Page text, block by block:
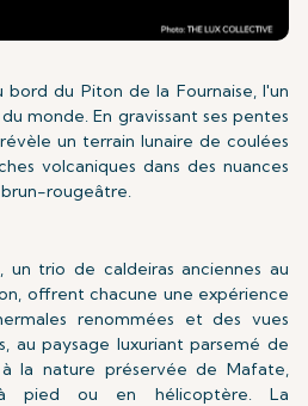
du Piton de la Fournaise, l'un
monde. En gravissant ses pentes
un terrain lunaire de coulées
volcaniques dans des nuances
rougeâtre.
un trio de caldeiras anciennes au
offrent chacune une expérience
renommées et des vues
au paysage luxuriant parsemé de
la nature préservée de Mafate,
à pied ou en hélicoptère. La